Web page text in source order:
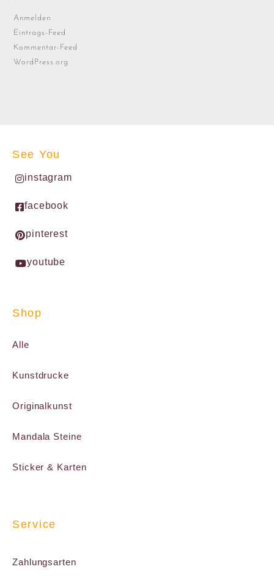
Anmelden
Eintrags-Feed
Kommentar-Feed
WordPress.org
See You
instagram
facebook
pinterest
youtube
Shop
Alle
Kunstdrucke
Originalkunst
Mandala Steine
Sticker & Karten
Service
Zahlungsarten